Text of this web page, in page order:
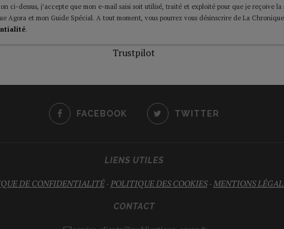
ci-dessus, j’accepte que mon e-mail saisi soit utilisé, traité et exploité pour que je reçoive la
Agora et mon Guide Spécial. A tout moment, vous pourrez vous désinscrire de La
.
Trustpilot
FACEBOOK TWITTER
LIENS UTILES
DE CONFIDENTIALITÉ-POLITIQUE DES COOKIES-MENTIONS
CONTACT